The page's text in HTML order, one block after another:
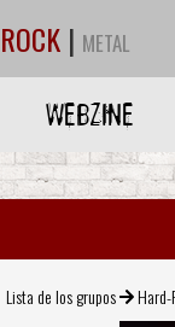
ROCK | METAL
WEBZINE
Lista de los grupos